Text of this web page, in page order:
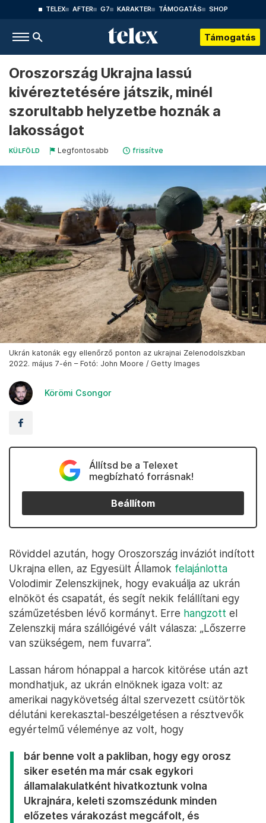
TELEX AFTER G7 KARAKTER TÁMOGATÁS SHOP
Támogatás
Oroszország Ukrajna lassú
kivéreztetésére játszik, minél
szorultabb helyzetbe hoznák a
lakosságot
KÜLFÖLD Legfontosabb frissítve
Ukrán katonák egy ellenőrző ponton az ukrajnai Zelenodolszkban
2022. május 7-én – Fotó: John Moore / Getty Images
Körömi Csongor
Állítsd be a Telexet
megbízható forrásnak!
Beállítom
Röviddel azután, hogy Oroszország inváziót indított
Ukrajna ellen, az Egyesült Államok felajánlotta
Volodimir Zelenszkijnek, hogy evakuálja az ukrán
elnököt és csapatát, és segít nekik felállítani egy
száműzetésben lévő kormányt. Erre hangzott el
Zelenszkij mára szállóigévé vált válasza: „Lőszerre
van szükségem, nem fuvarra”.
Lassan három hónappal a harcok kitörése után azt
mondhatjuk, az ukrán elnöknek igaza volt: az
amerikai nagykövetség által szervezett csütörtök
délutáni kerekasztal-beszélgetésen a résztvevők
egyértelmű véleménye az volt, hogy
bár benne volt a pakliban, hogy egy orosz
siker esetén ma már csak egykori
államalakulatként hivatkoztunk volna
Ukrajnára, keleti szomszédunk minden
előzetes várakozást megcáfolt, és